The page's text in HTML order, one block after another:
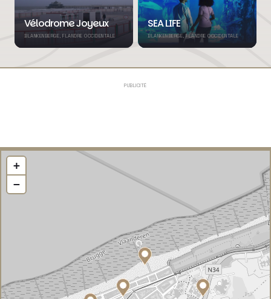
Vélodrome Joyeux
BLANKENBERGE, FLANDRE OCCIDENTALE
SEA LIFE
BLANKENBERGE, FLANDRE OCCIDENTALE
PUBLICITÉ
+
−